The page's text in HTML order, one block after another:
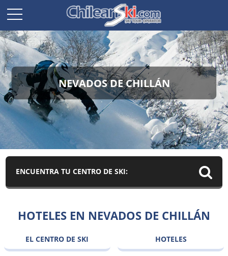
NEVADOS DE CHILLÁN
ENCUENTRA TU CENTRO DE SKI:
HOTELES EN NEVADOS DE CHILLÁN
EL CENTRO DE SKI HOTELES